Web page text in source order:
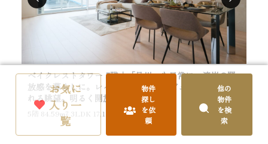
ベイクレストタワー 5階｜「品川」を日常に、湾岸の開
放感を暮らしに。レインボーブリッジビューの爽快感溢
れる眺望。明るく開放感のあるLDK
5階 84.59m² 3LDK 17,180万円
お気に
入り一
覧
物件
探し
を依
頼
他の
物件
を検
索